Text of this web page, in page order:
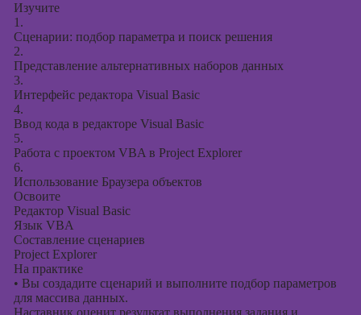
Изучите
1.
Сценарии: подбор параметра и поиск решения
2.
Представление альтернативных наборов данных
3.
Интерфейс редактора Visual Basic
4.
Ввод кода в редакторе Visual Basic
5.
Работа с проектом VBA в Project Explorer
6.
Использование Браузера объектов
Освоите
Редактор Visual Basic
Язык VBA
Составление сценариев
Project Explorer
На практике
• Вы создадите сценарий и выполните подбор параметров
для массива данных.
Наставник оценит результат выполнения задания и